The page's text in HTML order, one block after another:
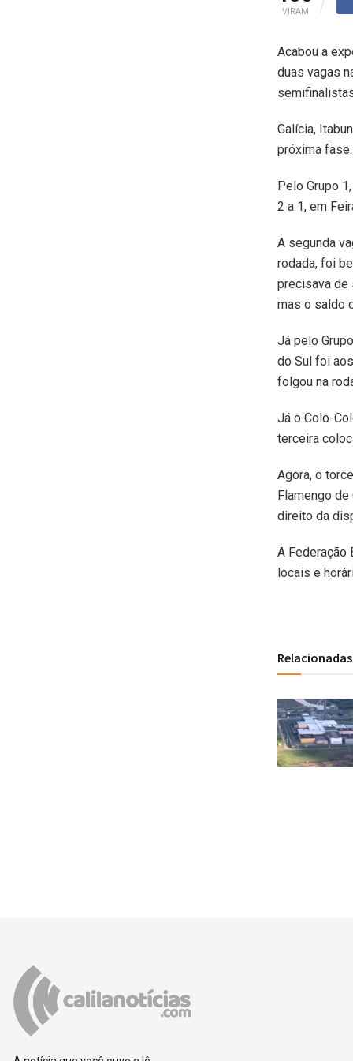
VIRAM
Acabou a
duas vagas
Galícia,
próxima fase.
Pelo Grupo
2 a 1, em
A segunda
rodada, foi
precisava de
mas o saldo
Já pelo
do Sul foi
folgou na
Já o Colo-
terceira
Agora, o
Flamengo de
direito da
A Federação
locais e
Relacionadas